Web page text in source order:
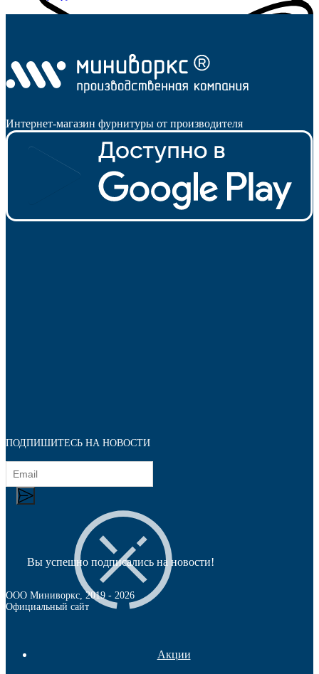
Наконечники
Подпятники
Интернет-магазин фурнитуры от производителя
ПОДПИШИТЕСЬ НА НОВОСТИ
Вы успешно подписались на новости!
ООО Миниворкс, 2019 - 2026
Официальный сайт
Акции